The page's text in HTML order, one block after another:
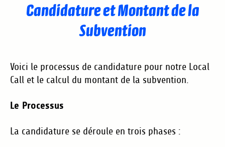
Candidature et Montant de la
Subvention
Voici le processus de candidature pour notre Local
Call et le calcul du montant de la subvention.
Le Processus
La candidature se déroule en trois phases :